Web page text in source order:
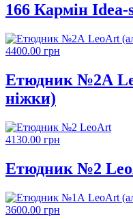
166 Кармін Idea-
4400.00 грн
Етюдник №2А
ніжки)
4130.00 грн
Етюдник №2
3600.00 грн